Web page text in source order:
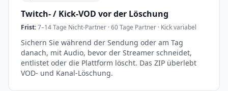
Twitch- / Kick-VOD vor der Löschung
Frist:7–14 Tage Nicht-Partner · 60 Tage Partner · Kick variabel
Sichern Sie während der Sendung oder am Tag
danach, mit Audio, bevor der Streamer schneidet,
entlistet oder die Plattform löscht. Das ZIP überlebt
VOD- und Kanal-Löschung.